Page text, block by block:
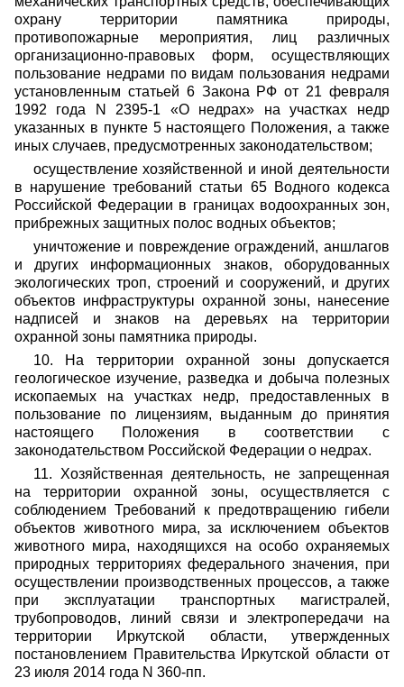
охрану территории памятника природы,
противопожарные мероприятия, лиц различных
организационно-правовых форм, осуществляющих
пользование недрами по видам пользования недрами
установленным статьей 6 Закона РФ от 21 февраля
1992 года N 2395-1 «О недрах» на участках недр
указанных в пункте 5 настоящего Положения, а также
иных случаев, предусмотренных законодательством;
осуществление хозяйственной и иной деятельности
в нарушение требований статьи 65 Водного кодекса
Российской Федерации в границах водоохранных зон,
прибрежных защитных полос водных объектов;
уничтожение и повреждение ограждений, аншлагов
и других информационных знаков, оборудованных
экологических троп, строений и сооружений, и других
объектов инфраструктуры охранной зоны, нанесение
надписей и знаков на деревьях на территории
охранной зоны памятника природы.
10. На территории охранной зоны допускается
геологическое изучение, разведка и добыча полезных
ископаемых на участках недр, предоставленных в
пользование по лицензиям, выданным до принятия
настоящего Положения в соответствии с
законодательством Российской Федерации о недрах.
11. Хозяйственная деятельность, не запрещенная
на территории охранной зоны, осуществляется с
соблюдением Требований к предотвращению гибели
объектов животного мира, за исключением объектов
животного мира, находящихся на особо охраняемых
природных территориях федерального значения, при
осуществлении производственных процессов, а также
при эксплуатации транспортных магистралей,
трубопроводов, линий связи и электропередачи на
территории Иркутской области, утвержденных
постановлением Правительства Иркутской области от
23 июля 2014 года N 360-пп.